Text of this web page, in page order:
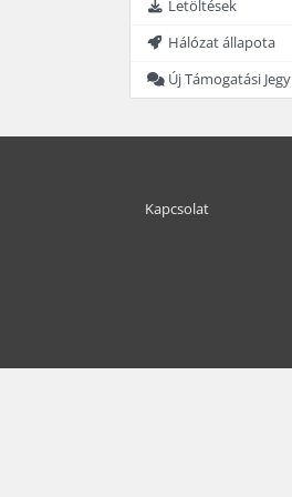
Letöltések
Hálózat állapota
Új Támogatási Jegy
Kapcsolat